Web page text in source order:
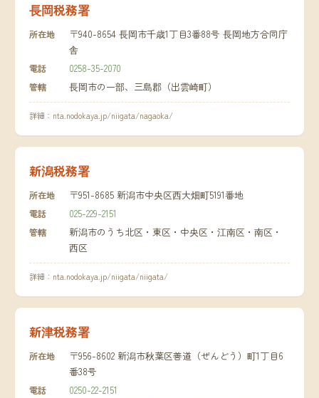
長岡税務署
所在地
〒940-8654 長岡市千歳1丁目3番88号 長岡地方合同庁
舎
電話 0258-35-2070
管轄 長岡市の一部、三島郡（出雲崎町）
詳細： nta.nodokaya.jp/niigata/nagaoka/
新潟税務署
所在地 〒951-8685 新潟市中央区西大畑町5191番地
電話 025-229-2151
管轄
新潟市のうち北区・東区・中央区・江南区・南区・
西区
詳細： nta.nodokaya.jp/niigata/niigata/
新津税務署
所在地
〒956-8602 新潟市秋葉区善道（ぜんどう）町1丁目6
番38号
電話 0250-22-2151